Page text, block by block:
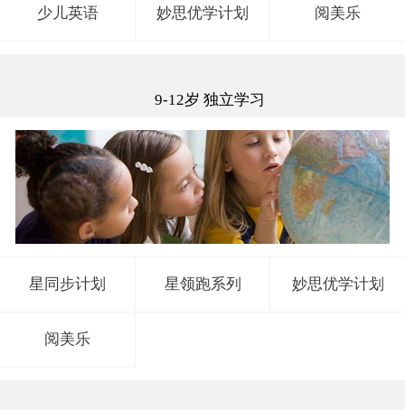
少儿英语 妙思优学计划 阅美乐
9-12岁 独立学习
星同步计划 星领跑系列 妙思优学计划
阅美乐